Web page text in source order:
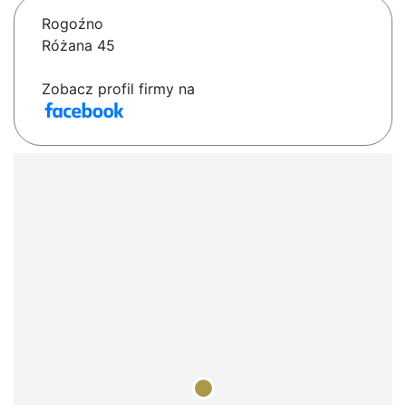
Rogoźno
Różana 45
Zobacz profil firmy na